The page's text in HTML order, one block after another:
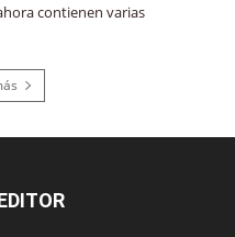
contienen varias